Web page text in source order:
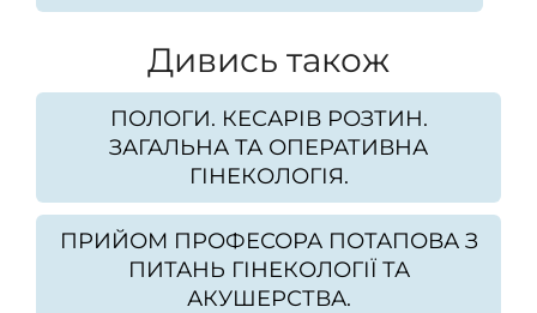
Дивись також
ПОЛОГИ. КЕСАРІВ РОЗТИН.
ЗАГАЛЬНА ТА ОПЕРАТИВНА
ГІНЕКОЛОГІЯ.
ПРИЙОМ ПРОФЕСОРА ПОТАПОВА З
ПИТАНЬ ГІНЕКОЛОГІЇ ТА
АКУШЕРСТВА.